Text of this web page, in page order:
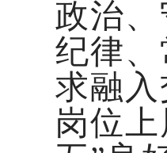
政治
纪律
求融
岗位